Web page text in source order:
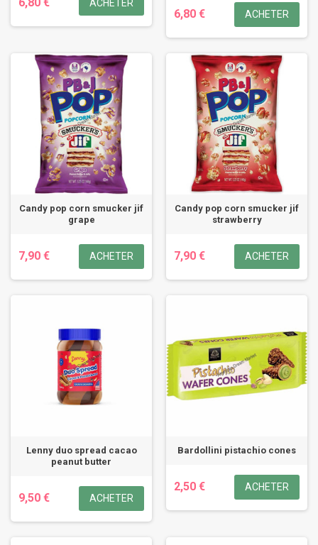
ACHETER
6,80 € ACHETER
Candy pop corn smucker jif
grape
7,90 € ACHETER
Candy pop corn smucker jif
strawberry
7,90 € ACHETER
Lenny duo spread cacao
peanut butter
9,50 € ACHETER
Bardollini pistachio cones
2,50 € ACHETER